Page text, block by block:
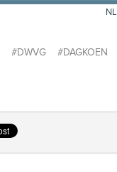
#DWVG #DAGKOEN
NL